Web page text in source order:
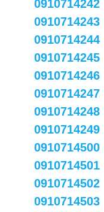
0910714242
0910714243
0910714244
0910714245
0910714246
0910714247
0910714248
0910714249
0910714500
0910714501
0910714502
0910714503